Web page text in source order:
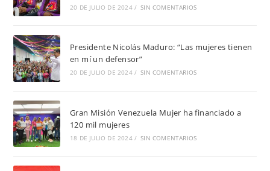
20 DE JULIO DE 2024 / SIN COMENTARIOS
Presidente Nicolás Maduro: “Las mujeres tienen
en mí un defensor”
20 DE JULIO DE 2024 / SIN COMENTARIOS
Gran Misión Venezuela Mujer ha financiado a
120 mil mujeres
18 DE JULIO DE 2024 / SIN COMENTARIOS